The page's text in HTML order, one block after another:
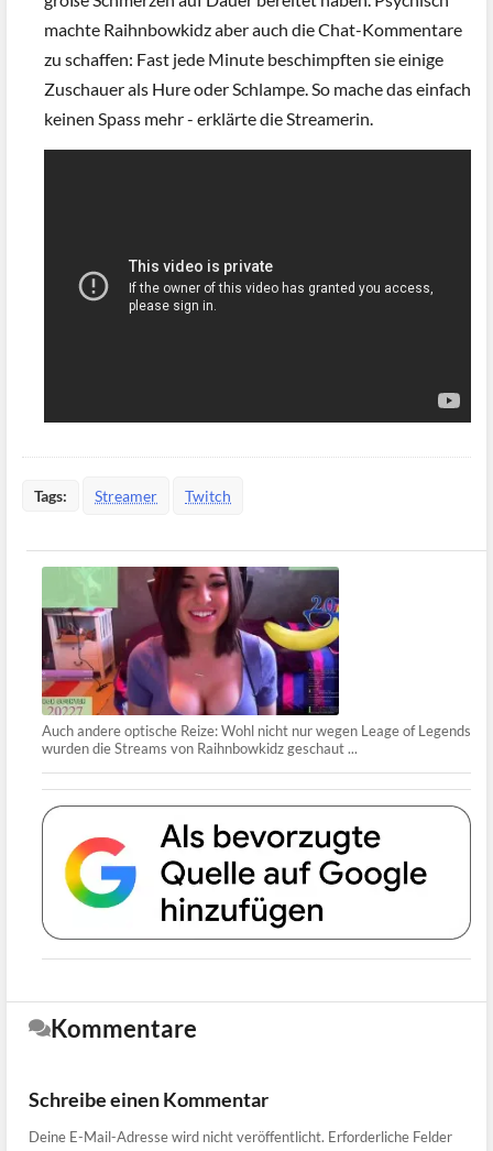
machte Raihnbowkidz aber auch die Chat-Kommentare
zu schaffen: Fast jede Minute beschimpften sie einige
Zuschauer als Hure oder Schlampe. So mache das einfach
keinen Spass mehr - erklärte die Streamerin.
Tags: Streamer Twitch
Auch andere optische Reize: Wohl nicht nur wegen Leage of Legends
wurden die Streams von Raihnbowkidz geschaut ...
Kommentare
Schreibe einen Kommentar
Deine E-Mail-Adresse wird nicht veröffentlicht. Erforderliche Felder